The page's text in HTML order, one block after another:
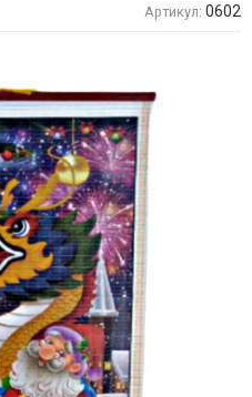
Артикул: 0602